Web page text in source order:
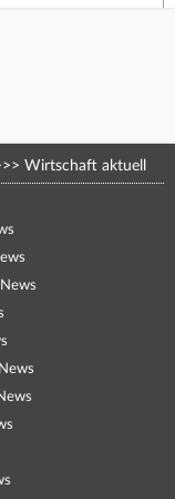
Wirtschaft aktuell